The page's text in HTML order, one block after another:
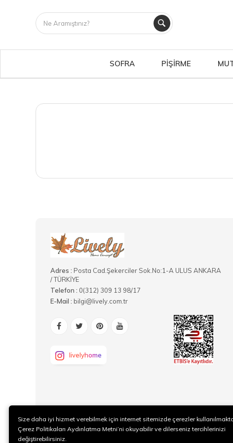
SOFRA PİŞİRME
Adres : Posta Cad.Şekerciler Sok.No:1-A ULUS ANKARA
/ TÜRKİYE
Telefon : 0(312) 309 13 98/17
E-Mail : bilgi@lively.com.tr
livelyhome
Size daha iyi hizmet verebilmek için internet sitemizde çerezler
Çerez Politikaları Aydınlatma Metni’ni okuyabilir ve dilerseniz tercihlerinizi
değiştirebilirsiniz.